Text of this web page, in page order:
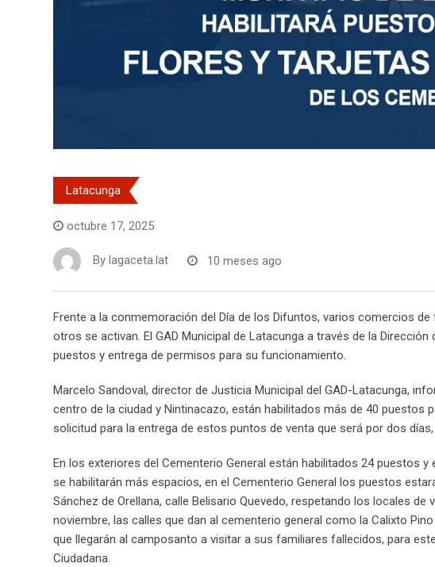
Latacunga
octubre 17, 2025
By lagaceta.lat 10 meses ago
Frente a la conmemoración del Día de los Difuntos, varios comercios
otros se activan. El GAD Municipal de Latacunga a través de la
puestos y entrega de permisos para su funcionamiento.
Marcelo Sandoval, director de Justicia Municipal del GAD-Latacunga,
centro de la ciudad y Nintinacazo, están habilitados más de 40 puestos
solicitud para la entrega de estos puntos de venta que será por dos
En los exteriores del Cementerio General están habilitados 24 puestos
se habilitarán más espacios, en el Cementerio General los puestos
Sánchez de Orellana, calle Belisario Quevedo, respetando los locales
noviembre, las calles que dan al cementerio general como la Calixto
que llegarán al camposanto a visitar a sus familiares fallecidos, para
Ciudadana.